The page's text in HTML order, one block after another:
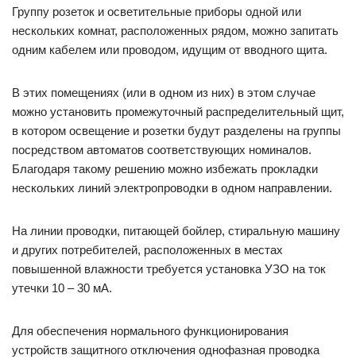
Группу розеток и осветительные приборы одной или
нескольких комнат, расположенных рядом, можно запитать
одним кабелем или проводом, идущим от вводного щита.
В этих помещениях (или в одном из них) в этом случае
можно установить промежуточный распределительный щит,
в котором освещение и розетки будут разделены на группы
посредством автоматов соответствующих номиналов.
Благодаря такому решению можно избежать прокладки
нескольких линий электропроводки в одном направлении.
На линии проводки, питающей бойлер, стиральную машину
и других потребителей, расположенных в местах
повышенной влажности требуется установка УЗО на ток
утечки 10 – 30 мА.
Для обеспечения нормального функционирования
устройств защитного отключения однофазная проводка